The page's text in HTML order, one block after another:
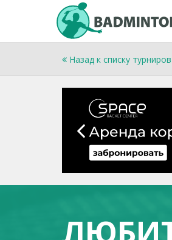
Назад к списку турниров